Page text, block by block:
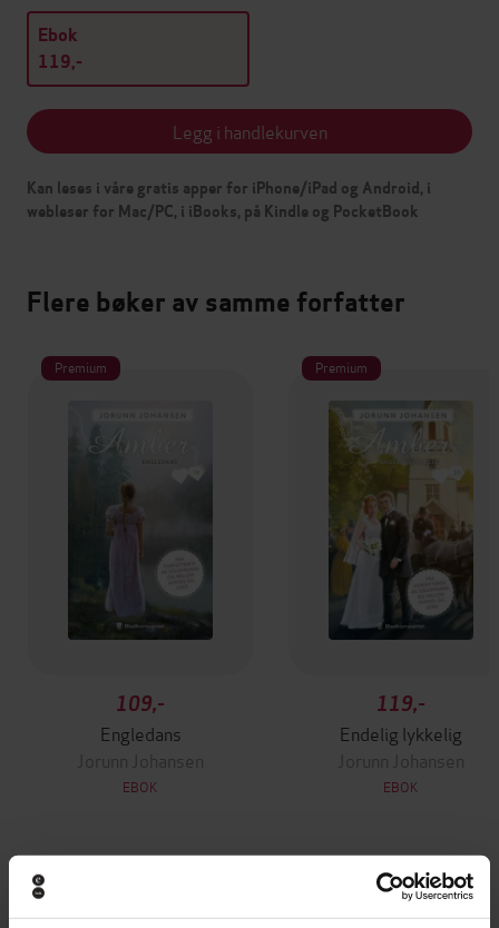
Ebok
119,-
Legg i handlekurven
Kan leses i våre gratis apper for iPhone/iPad og Android, i
webleser for Mac/PC, i iBooks, på Kindle og PocketBook
Flere bøker av samme forfatter
Premium
109,-
Engledans
Jorunn Johansen
EBOK
Premium
119,-
Endelig lykkelig
Jorunn Johansen
EBOK
Andre har også kjøpt